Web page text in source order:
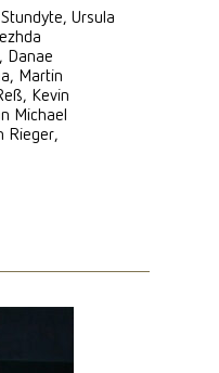
Ursula
Danae
Martin
Kevin
Michael
Rieger,